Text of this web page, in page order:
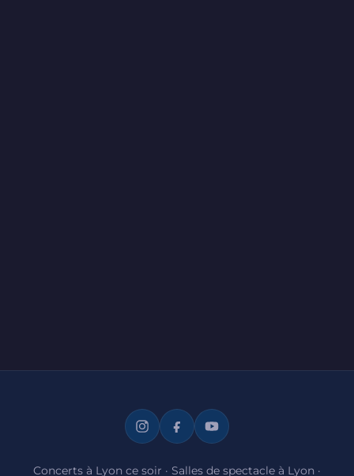
Concerts à Lyon ce soir · Salles de spectacle à Lyon ·